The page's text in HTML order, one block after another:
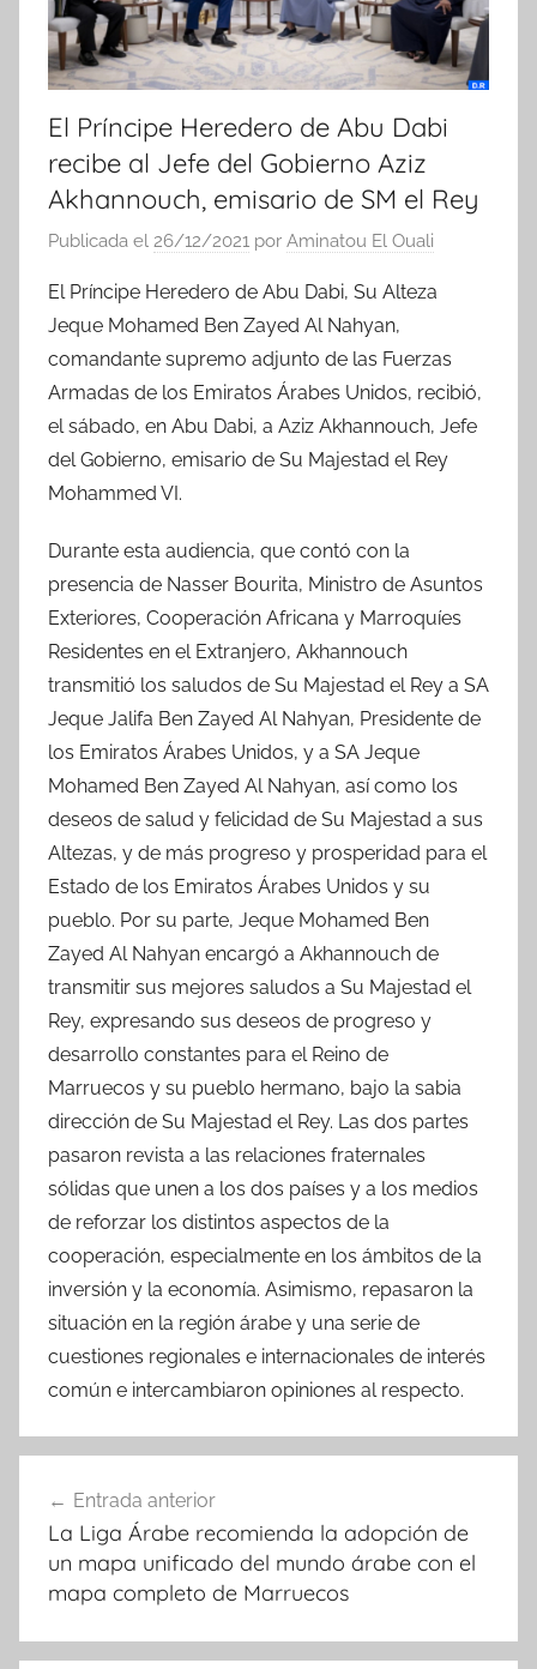
El Príncipe Heredero de Abu Dabi
recibe al Jefe del Gobierno Aziz
Akhannouch, emisario de SM el Rey
Publicada el 26/12/2021 por Aminatou El Ouali
El Príncipe Heredero de Abu Dabi, Su Alteza
Jeque Mohamed Ben Zayed Al Nahyan,
comandante supremo adjunto de las Fuerzas
Armadas de los Emiratos Árabes Unidos, recibió,
el sábado, en Abu Dabi, a Aziz Akhannouch, Jefe
del Gobierno, emisario de Su Majestad el Rey
Mohammed VI.
Durante esta audiencia, que contó con la
presencia de Nasser Bourita, Ministro de Asuntos
Exteriores, Cooperación Africana y Marroquíes
Residentes en el Extranjero, Akhannouch
transmitió los saludos de Su Majestad el Rey a SA
Jeque Jalifa Ben Zayed Al Nahyan, Presidente de
los Emiratos Árabes Unidos, y a SA Jeque
Mohamed Ben Zayed Al Nahyan, así como los
deseos de salud y felicidad de Su Majestad a sus
Altezas, y de más progreso y prosperidad para el
Estado de los Emiratos Árabes Unidos y su
pueblo. Por su parte, Jeque Mohamed Ben
Zayed Al Nahyan encargó a Akhannouch de
transmitir sus mejores saludos a Su Majestad el
Rey, expresando sus deseos de progreso y
desarrollo constantes para el Reino de
Marruecos y su pueblo hermano, bajo la sabia
dirección de Su Majestad el Rey. Las dos partes
pasaron revista a las relaciones fraternales
sólidas que unen a los dos países y a los medios
de reforzar los distintos aspectos de la
cooperación, especialmente en los ámbitos de la
inversión y la economía. Asimismo, repasaron la
situación en la región árabe y una serie de
cuestiones regionales e internacionales de interés
común e intercambiaron opiniones al respecto.
de
entradas
Entrada anterior
La Liga Árabe recomienda la adopción de
un mapa unificado del mundo árabe con el
mapa completo de Marruecos